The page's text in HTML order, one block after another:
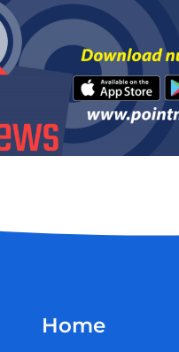
Home